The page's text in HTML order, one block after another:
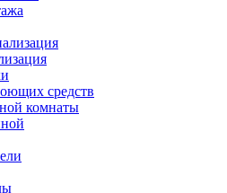
средств
комнаты